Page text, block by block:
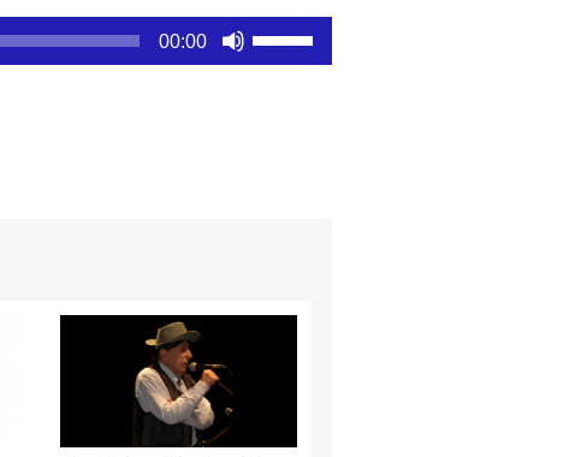
00:00
el